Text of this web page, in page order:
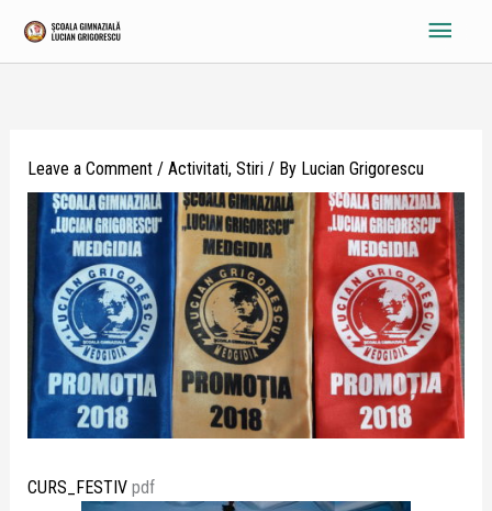
content
Main
Leave a Comment / Activitati, Stiri/ By Lucian Grigorescu
CURS_FESTIVpdf